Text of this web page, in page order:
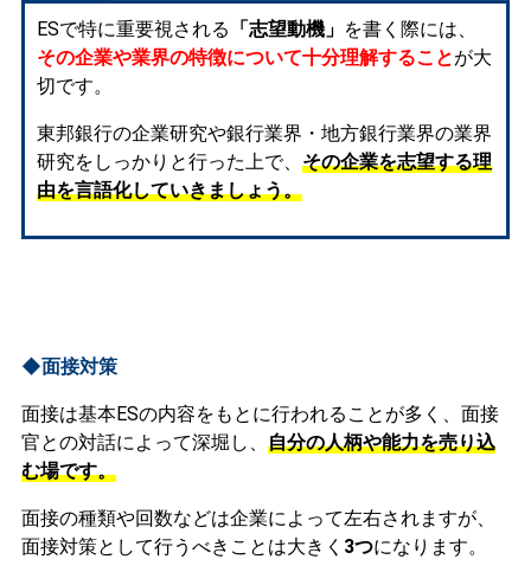
ESで特に重要視される 「志望動機」 を書く際には、
その企業や業界の特徴について十分理解することが大
切です。
東邦銀行の企業研究や銀行業界・地方銀行業界の業界
研究をしっかりと行った上で、 その企業を志望する理
由を言語化していきましょう。
◆面接対策
面接は基本ESの内容をもとに行われることが多く、面接
官との対話によって深堀し、 自分の人柄や能力を売り込
む場です。
面接の種類や回数などは企業によって左右されますが、
面接対策として行うべきことは大きく 3つになります。